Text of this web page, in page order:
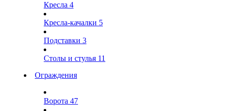
Кресла 4
Кресла-качалки 5
Подставки 3
Столы и стулья 11
Ограждения
Ворота 47